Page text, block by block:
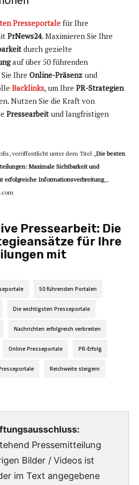
Presseportale für Ihre
PrNews24. Maximieren Sie Ihre
durch gezielte
auf über 50 führenden
Ihre Online-Präsenz und
Backlinks, um Ihre PR-Strategien
Nutzen Sie die Kraft von
Pressearbeitund langfristigen
veröffentlicht unter dem Titel „ Die besten
Maximale Sichtbarkeit und
erfolgreiche Informationsverbreitung„,
Pressearbeit: Die
für Ihre
mit
50 führenden Portalen
Die wichtigsten Presseportale
Nachrichten erfolgreich verbreiten
Online Presseportale PR-Erfolg
Reichweite steigern
Pressemitteilung
Bilder / Videos ist
im Text angegebene